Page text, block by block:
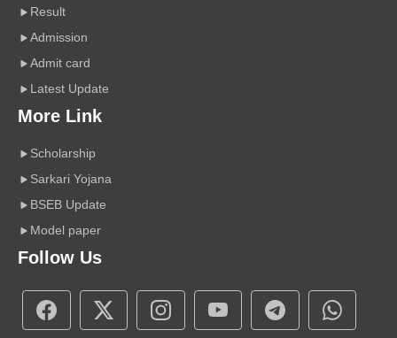
Result
Admission
Admit card
Latest Update
More Link
Scholarship
Sarkari Yojana
BSEB Update
Model paper
Follow Us